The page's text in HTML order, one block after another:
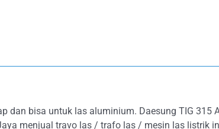
dan bisa untuk las aluminium. Daesung TIG 315
menjual travo las / trafo las / mesin las listrik